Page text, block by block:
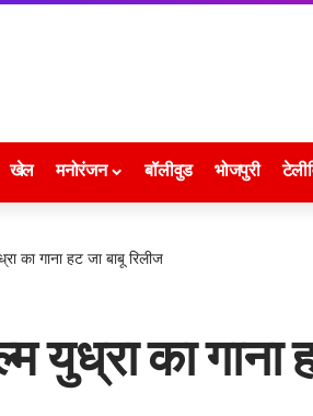
खेल मनोरंजन बॉलीवुड भोजपुरी
का गाना हट जा बाबू रिलीज
युध्रा का गाना